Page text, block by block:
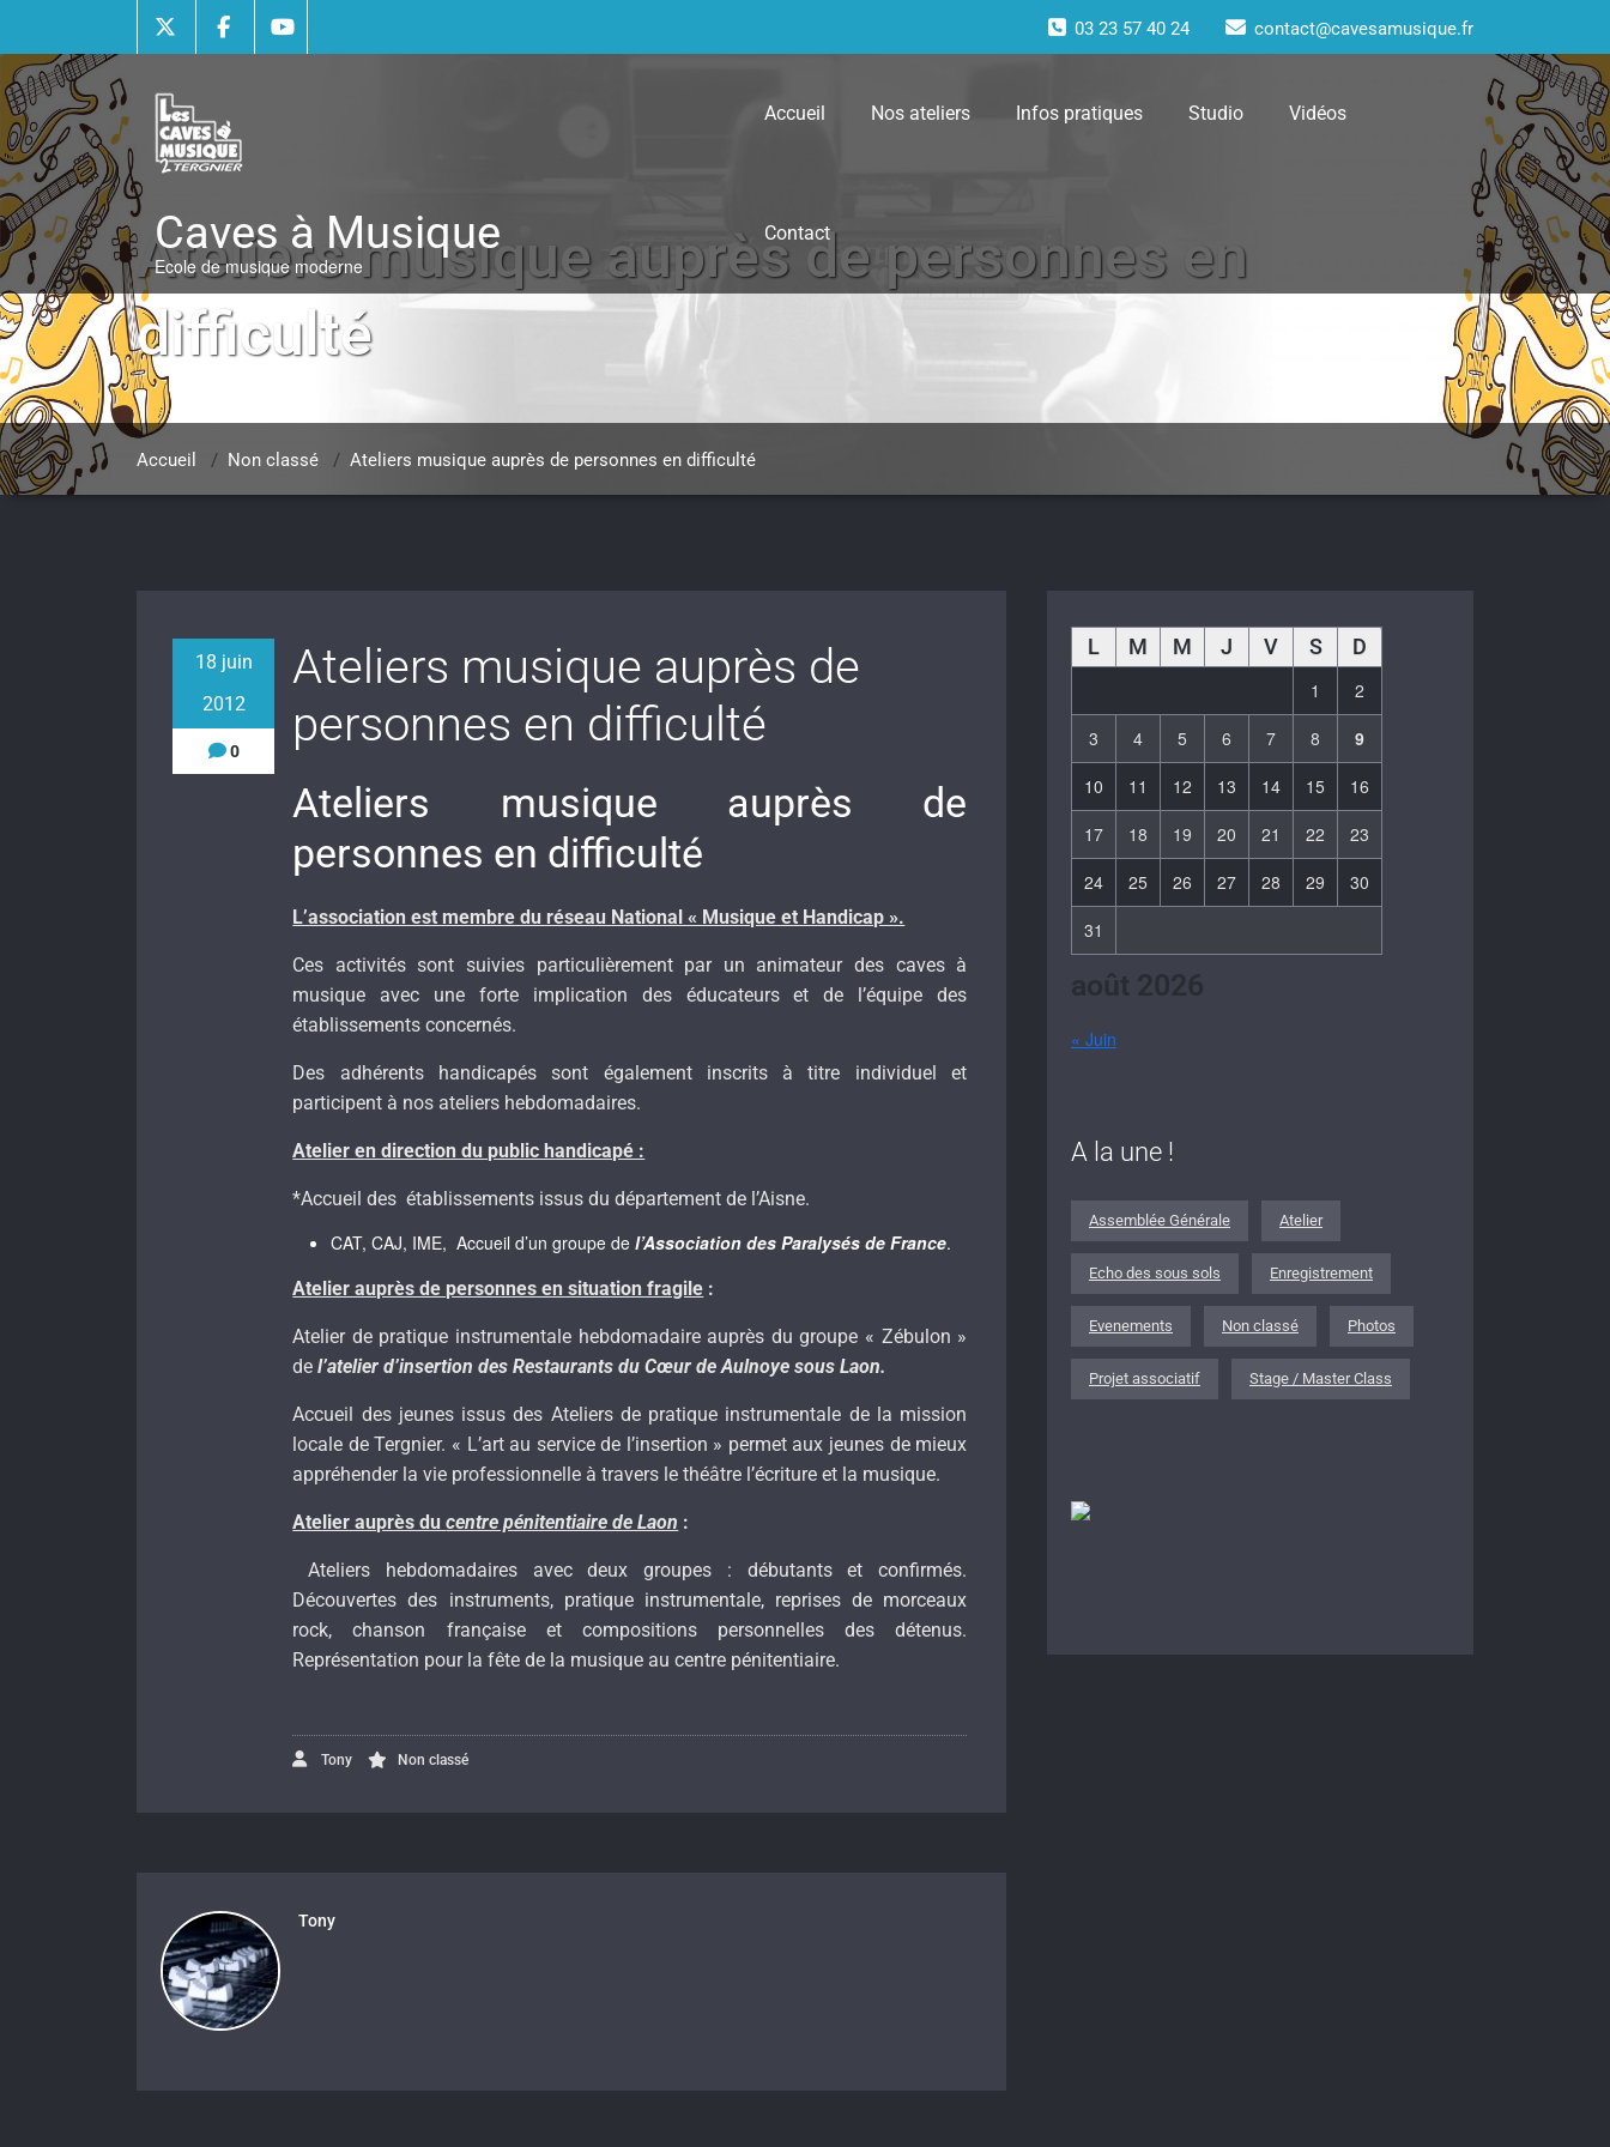
content
03 23 57 40 24 contact@cavesamusique.fr
Caves à Musique
Ecole de musique moderne
Accueil Nos ateliers Infos pratiques Studio Vidéos
Contact
Ateliers musique auprès de personnes en
difficulté
Accueil / Non classé / Ateliers musique auprès de personnes en difficulté
18 juin
2012
0
Ateliers musique auprès de
personnes en difficulté
Ateliers musique auprès de
personnes en difficulté
L’association est membre du réseau National « Musique et Handicap ».
Ces activités sont suivies particulièrement par un animateur des caves à
musique avec une forte implication des éducateurs et de l’équipe des
établissements concernés.
Des adhérents handicapés sont également inscrits à titre individuel et
participent à nos ateliers hebdomadaires.
Atelier en direction du public handicapé :
*Accueil des établissements issus du département de l’Aisne.
CAT, CAJ, IME, Accueil d’un groupe del’Association des Paralysés de France.
Atelier auprès de personnes en situation fragile :
Atelier de pratique instrumentale hebdomadaire auprès du groupe « Zébulon »
del’atelier d’insertion des Restaurants du Cœur de Aulnoye sous Laon.
Accueil des jeunes issus des Ateliers de pratique instrumentale de la mission
locale de Tergnier. « L’art au service de l’insertion » permet aux jeunes de mieux
appréhender la vie professionnelle à travers le théâtre l’écriture et la musique.
Atelier auprès ducentre pénitentiaire de Laon :
Ateliers hebdomadaires avec deux groupes : débutants et confirmés.
Découvertes des instruments, pratique instrumentale, reprises de morceaux
rock, chanson française et compositions personnelles des détenus.
Représentation pour la fête de la musique au centre pénitentiaire.
Tony Non classé
Tony
août 2026
L M M J V S D
1
2
3
4 5 6 7 8
9
10
11 12 13 14 15
16
17
18 19 20 21 22
23
24
25 26 27 28 29
30
31
« Juin
A la une !
Assemblée Générale Atelier
Echo des sous sols Enregistrement
Evenements Non classé Photos
Projet associatif Stage / Master Class